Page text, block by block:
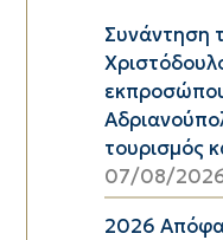
Συνάντηση
τουρισμός
07/08/
2026